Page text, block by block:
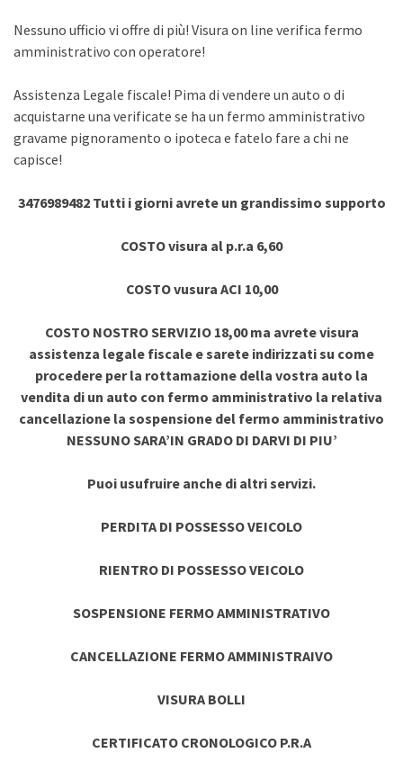
Nessuno ufficio vi offre di più! Visura on line verifica fermo
amministrativo con operatore!
Assistenza Legale fiscale! Pima di vendere un auto o di
acquistarne una verificate se ha un fermo amministrativo
gravame pignoramento o ipoteca e fatelo fare a chi ne
capisce!
3476989482 Tutti i giorni avrete un grandissimo supporto
COSTO visura al p.r.a 6,60
COSTO vusura ACI 10,00
COSTO NOSTRO SERVIZIO 18,00 ma avrete visura
assistenza legale fiscale e sarete indirizzati su come
procedere per la rottamazione della vostra auto la
vendita di un auto con fermo amministrativo la relativa
cancellazione la sospensione del fermo amministrativo
NESSUNO SARA’IN GRADO DI DARVI DI PIU’
Puoi usufruire anche di altri servizi.
PERDITA DI POSSESSO VEICOLO
RIENTRO DI POSSESSO VEICOLO
SOSPENSIONE FERMO AMMINISTRATIVO
CANCELLAZIONE FERMO AMMINISTRAIVO
VISURA BOLLI
CERTIFICATO CRONOLOGICO P.R.A